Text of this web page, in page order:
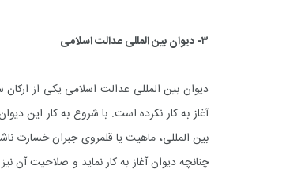
۳- دیوان بین المللی عدالت اسلامی
آغاز به کار نکرده است. با شروع به کار این
بین المللی، ماهیت یا قلمروی جبران خسارت
چنانچه دیوان آغاز به کار نماید و صلاحیت آن